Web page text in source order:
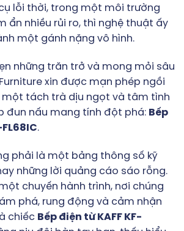
lỗi thời, trong một môi trường
ẩn nhiều rủi ro, thì nghệ thuật ấy
một gánh nặng vô hình.
những trăn trở và mong mỏi sâu
xin được mạn phép ngồi
một tách trà dịu ngọt và tâm tình
đun nấu mang tính đột phá: Bếp
.
phải là một bảng thông số kỹ
những lời quảng cáo sáo rỗng.
chuyến hành trình, nơi chúng
phá, rung động và cảm nhận
chiếc Bếp điện từ KAFF KF-